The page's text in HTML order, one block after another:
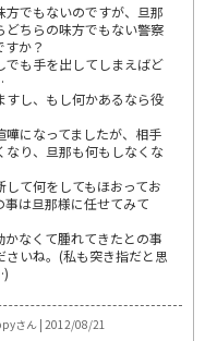
でもないのですが、旦那
どちらの味方でもない警察
か？
でも手を出してしまえばど
すし、もし何かあるなら役
になってましたが、相手
なり、旦那も何もしなくな
て何をしてもほおってお
は旦那様に任せてみて
なくて腫れてきたとの事
いね。(私も突き指だと思
さん | 2012/08/21